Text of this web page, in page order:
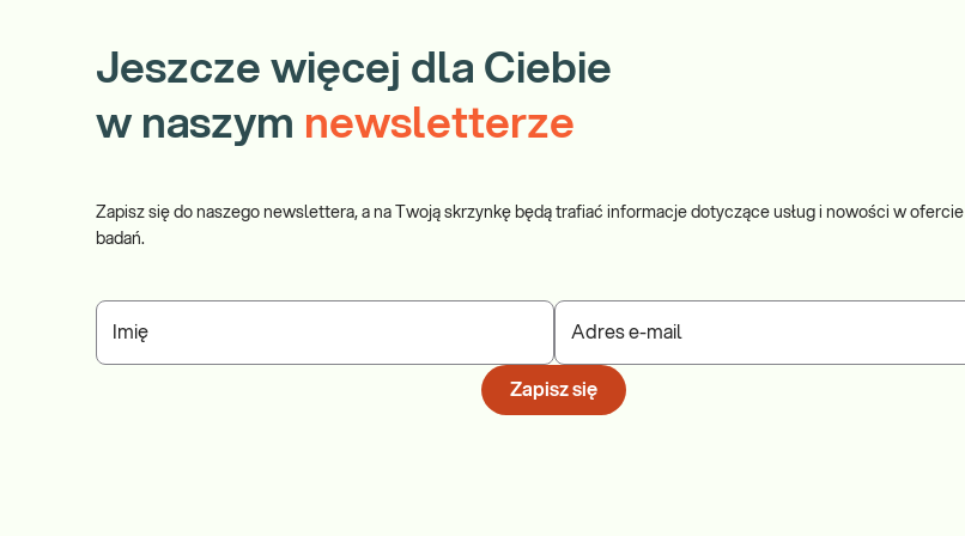
Jeszcze więcej dla Ciebie
w naszym newsletterze
Zapisz się do naszego newslettera, a na Twoją skrzynkę będą trafiać informacje dotyczące usług i nowości w ofercie
badań.
Imię Adres e-mail
Zapisz się